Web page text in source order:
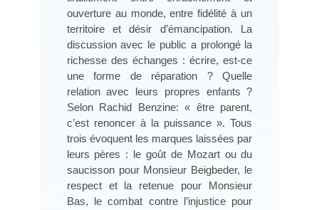
ouverture au monde, entre fidélité à un
territoire et désir d’émancipation. La
discussion avec le public a prolongé la
richesse des échanges : écrire, est-ce
une forme de réparation ? Quelle
relation avec leurs propres enfants ?
Selon Rachid Benzine: « être parent,
c’est renoncer à la puissance ». Tous
trois évoquent les marques laissées par
leurs pères : le goût de Mozart ou du
saucisson pour Monsieur Beigbeder, le
respect et la retenue pour Monsieur
Bas, le combat contre l’injustice pour